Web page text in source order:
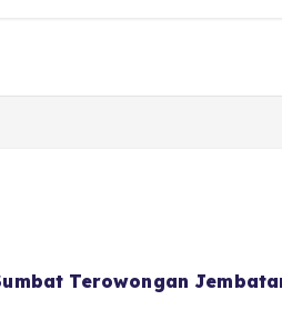
Terowongan